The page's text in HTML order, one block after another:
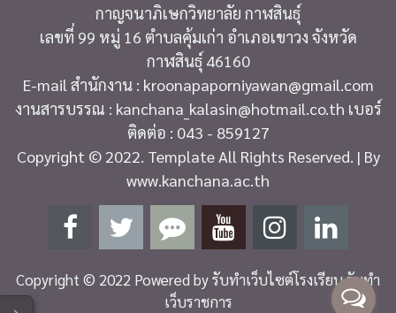
กาญจนาภิเษกวิทยาลัย กาฬสินธุ์
เลขที่ 99 หมู่ 16 ตำบลคุ้มเก่า อำเภอเขาวง จังหวัด
กาฬสินธุ์ 46160
E-mail สำนักงาน : kroonapaporniyawan@gmail.com
งานสารบรรณ : kanchana_kalasin@hotmail.co.th เบอร์
ติดต่อ : 043 - 859127
Copyright © 2022. Template All Rights Reserved. | By
www.kanchana.ac.th
Copyright © 2022 Powered byรับทำเว็บไซต์โรงเรียน รับทำ
เว็บราชการ